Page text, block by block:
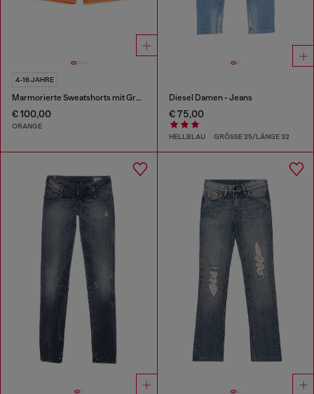
4-16 JAHRE
Marmorierte Sweatshorts mit Grafik-Print
€ 100,00
ORANGE
Diesel Damen - Jeans
€ 75,00
HELLBLAU GRÖSSE 25/LÄNGE 32